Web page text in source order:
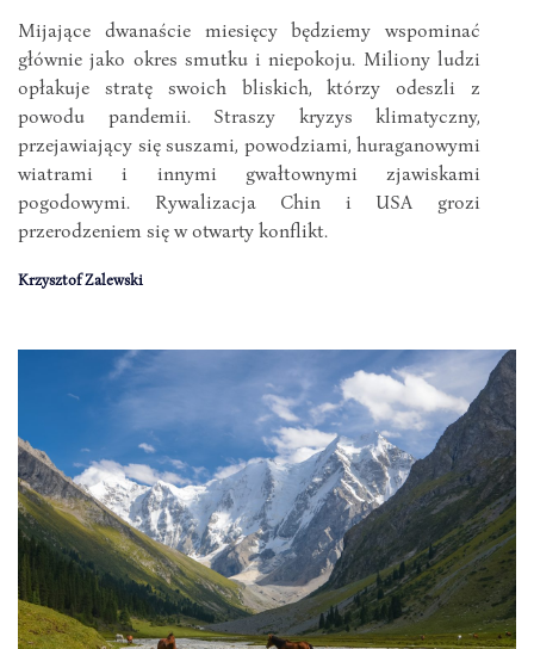
Mijające dwanaście miesięcy będziemy wspominać
głównie jako okres smutku i niepokoju. Miliony ludzi
opłakuje stratę swoich bliskich, którzy odeszli z
powodu pandemii. Straszy kryzys klimatyczny,
przejawiający się suszami, powodziami, huraganowymi
wiatrami i innymi gwałtownymi zjawiskami
pogodowymi. Rywalizacja Chin i USA grozi
przerodzeniem się w otwarty konflikt.
Krzysztof Zalewski